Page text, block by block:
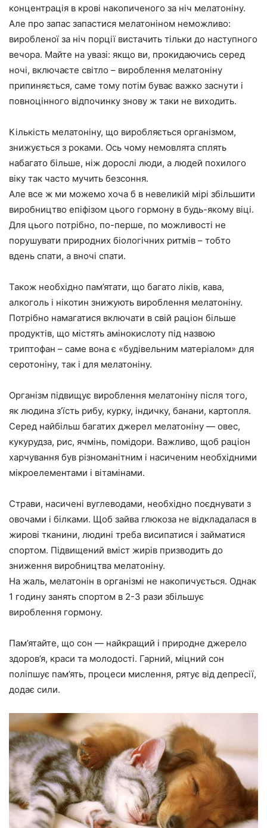
концентрація в крові накопиченого за ніч мелатоніну.
Але про запас запастися мелатоніном неможливо:
виробленої за ніч порції вистачить тільки до наступного
вечора. Майте на увазі: якщо ви, прокидаючись серед
ночі, включаєте світло – вироблення мелатоніну
припиняється, саме тому потім буває важко заснути і
повноцінного відпочинку знову ж таки не виходить.
Кількість мелатоніну, що виробляється організмом,
знижується з роками. Ось чому немовлята сплять
набагато більше, ніж дорослі люди, а людей похилого
віку так часто мучить безсоння.
Але все ж ми можемо хоча б в невеликій мірі збільшити
виробництво епіфізом цього гормону в будь-якому віці.
Для цього потрібно, по-перше, по можливості не
порушувати природних біологічних ритмів – тобто
вдень спати, а вночі спати.
Також необхідно пам’ятати, що багато ліків, кава,
алкоголь і нікотин знижують вироблення мелатоніну.
Потрібно намагатися включати в свій раціон більше
продуктів, що містять амінокислоту під назвою
триптофан – саме вона є «будівельним матеріалом» для
серотоніну, так і для мелатоніну.
Організм підвищує вироблення мелатоніну після того,
як людина з’їсть рибу, курку, індичку, банани, картопля.
Серед найбільш багатих джерел мелатоніну — овес,
кукурудза, рис, ячмінь, помідори. Важливо, щоб раціон
харчування був різноманітним і насиченим необхідними
мікроелементами і вітамінами.
Страви, насичені вуглеводами, необхідно поєднувати з
овочами і білками. Щоб зайва глюкоза не відкладалася в
жирові тканини, людині треба висипатися і займатися
спортом. Підвищений вміст жирів призводить до
зниження виробництва мелатоніну.
На жаль, мелатонін в організмі не накопичується. Однак
1 годину занять спортом в 2-3 рази збільшує
вироблення гормону.
Пам’ятайте, що сон — найкращий і природне джерело
здоров’я, краси та молодості. Гарний, міцний сон
поліпшує пам’ять, процеси мислення, рятує від депресії,
додає сили.